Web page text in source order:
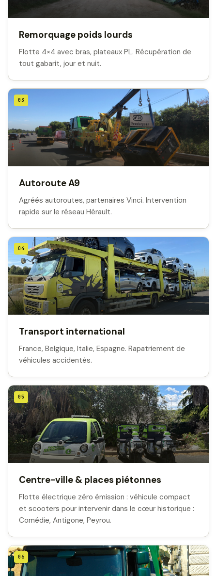
Remorquage poids lourds
Flotte 4×4 avec bras, plateaux PL. Récupération de
tout gabarit, jour et nuit.
03
Autoroute A9
Agréés autoroutes, partenaires Vinci. Intervention
rapide sur le réseau Hérault.
04
Transport international
France, Belgique, Italie, Espagne. Rapatriement de
véhicules accidentés.
05
Centre-ville & places piétonnes
Flotte électrique zéro émission : véhicule compact
et scooters pour intervenir dans le cœur historique :
Comédie, Antigone, Peyrou.
06